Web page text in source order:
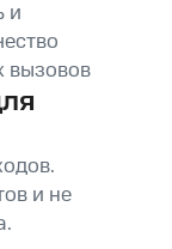
и
вызовов
и не